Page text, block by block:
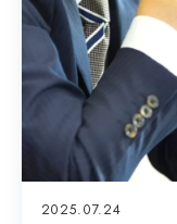
2025.07.24